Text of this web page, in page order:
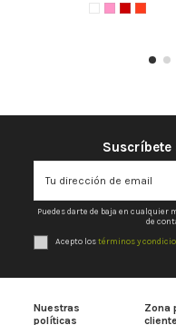
Suscríbete
Puedes darte de baja en
de
Acepto lostérminos y
Nuestras
políticas
Zona